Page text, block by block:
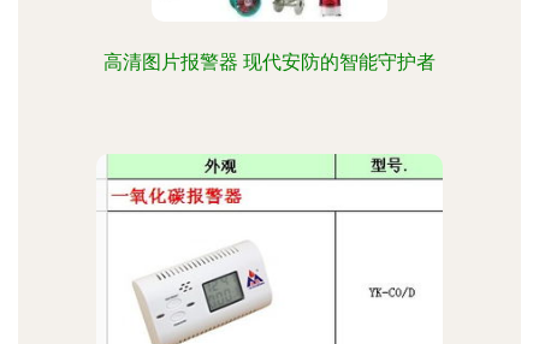
高清图片报警器 现代安防的智能守护者